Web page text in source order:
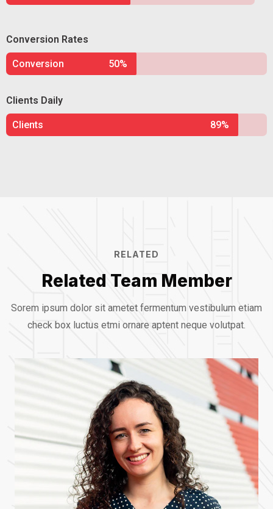
Conversion Rates
Conversion 50%
Clients Daily
Clients 89%
RELATED
Related Team Member
Sorem ipsum dolor sit ametet fermentum vestibulum etiam
check box luctus etmi ornare aptent neque volutpat.